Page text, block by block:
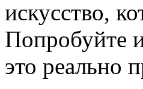
искусство,
Попробуйте
это реально